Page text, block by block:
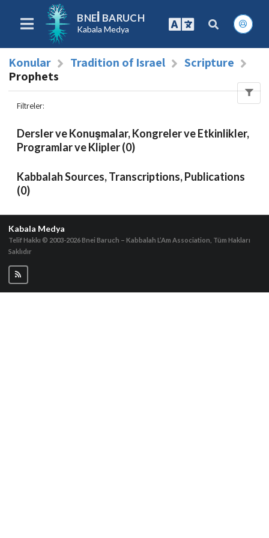
BNEI BARUCH
Kabala Medya
Konular Tradition of Israel
Scripture
Prophets
Filtreler:
Dersler ve Konuşmalar, Kongreler ve Etkinlikler,
Programlar ve Klipler (0)
Kabbalah Sources, Transcriptions, Publications
(0)
Kabala Medya
Telif Hakkı © 2003-2026Bnei Baruch – Kabbalah L’Am Association, Tüm Hakları
Saklıdır